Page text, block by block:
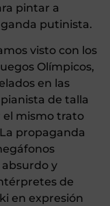
pintar a
putinista.
visto con los
Olímpicos,
en las
de talla
el mismo trato
propaganda
y
de
en expresión